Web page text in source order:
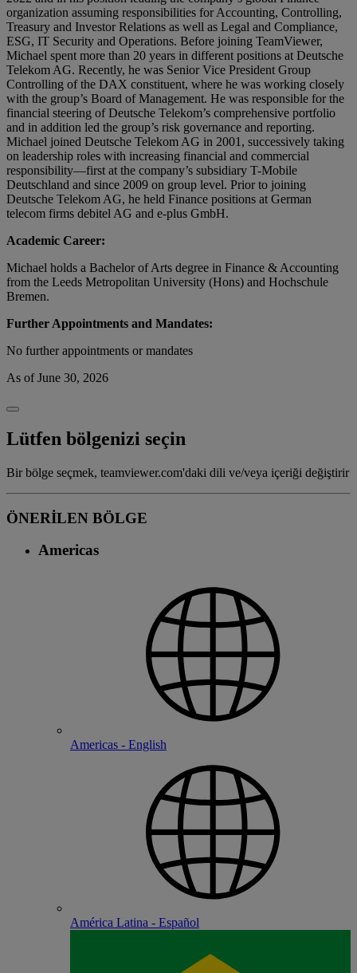
organization assuming responsibilities for Accounting, Controlling,
Treasury and Investor Relations as well as Legal and Compliance,
ESG, IT Security and Operations. Before joining TeamViewer,
Michael spent more than 20 years in different positions at Deutsche
Telekom AG. Recently, he was Senior Vice President Group
Controlling of the DAX constituent, where he was working closely
with the group’s Board of Management. He was responsible for the
financial steering of Deutsche Telekom’s comprehensive portfolio
and in addition led the group’s risk governance and reporting.
Michael joined Deutsche Telekom AG in 2001, successively taking
on leadership roles with increasing financial and commercial
responsibility—first at the company’s subsidiary T-Mobile
Deutschland and since 2009 on group level. Prior to joining
Deutsche Telekom AG, he held Finance positions at German
telecom firms debitel AG and e-plus GmbH.
Academic Career:
Michael holds a Bachelor of Arts degree in Finance & Accounting
from the Leeds Metropolitan University (Hons) and Hochschule
Bremen.
Further Appointments and Mandates:
No further appointments or mandates
As of June 30, 2026
Lütfen bölgenizi seçin
Bir bölge seçmek, teamviewer.com'daki dili ve/veya içeriği değiştirir
ÖNERİLEN BÖLGE
Americas
Americas - English
América Latina - Español